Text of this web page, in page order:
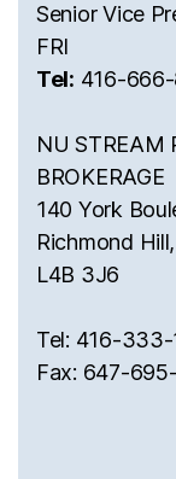
Senior Vice
FRI
Tel: 416-
NU STREAM
BROKERAGE
140 York
Richmond
L4B 3J6
Tel: 416-333-
Fax: 647-